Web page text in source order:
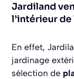
Jardiland
l’intérieur de
En effet,
jardinage
sélection de